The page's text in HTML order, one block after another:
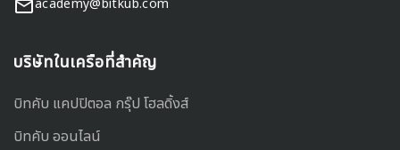
academy@bitkub.com
บริษัทในเครือที่สำคัญ
บิทคับ แคปปิตอล กรุ๊ป โฮลดิ้งส์
บิทคับ ออนไลน์